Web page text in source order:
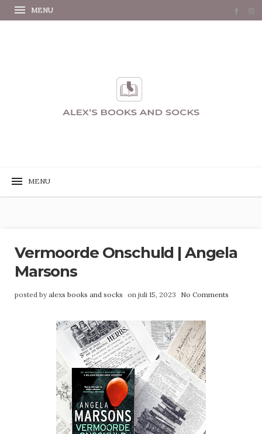
Vermoorde Onschuld | Angela
Marsons
posted byalexs books and socks on juli 15, 2023 No Comments